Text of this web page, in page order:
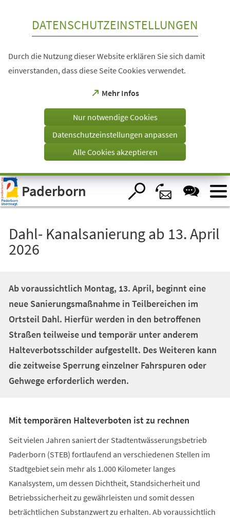
Visuelle
Assistenzsoftware
öffnen.
DATENSCHUTZEINSTELLUNGEN
Durch die Nutzung dieser Website erklären Sie sich damit
einverstanden, dass diese Seite Cookies verwendet.
Mehr Infos
(Öffnet
einem
Tab)
Nur notwendige Cookies
Datenschutzeinstellungen anpassen
Alle Cookies akzeptieren
Paderborn
Dahl- Kanalsanierung ab 13. April
2026
Ab voraussichtlich Montag, 13. April, beginnt eine
neue Sanierungsmaßnahme in Teilbereichen im
Ortsteil Dahl. Hierfür werden in den betroffenen
Straßen teilweise und temporär unter anderem
Halteverbotsschilder aufgestellt. Des Weiteren kann
die zeitweise Sperrung einzelner Fahrspuren oder
Gehwege erforderlich werden.
Mit temporären Halteverboten ist zu rechnen
Seit vielen Jahren saniert der Stadtentwässerungsbetrieb
Paderborn (STEB) fortlaufend an verschiedenen Stellen im
Stadtgebiet sein mehr als 1.000 Kilometer langes
Kanalsystem, um dessen Dichtheit, Standsicherheit und
Betriebssicherheit zu gewährleisten und somit dessen
beträchtlichen Substanzwert zu erhalten. Ab voraussichtlich